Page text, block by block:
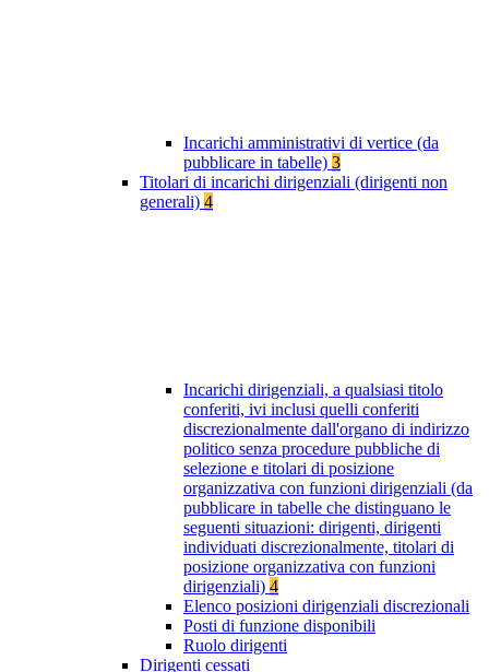
Incarichi amministrativi di vertice (da
pubblicare in tabelle) 3
Titolari di incarichi dirigenziali (dirigenti non
generali) 4
Incarichi dirigenziali, a qualsiasi titolo
conferiti, ivi inclusi quelli conferiti
discrezionalmente dall'organo di indirizzo
politico senza procedure pubbliche di
selezione e titolari di posizione
organizzativa con funzioni dirigenziali (da
pubblicare in tabelle che distinguano le
seguenti situazioni: dirigenti, dirigenti
individuati discrezionalmente, titolari di
posizione organizzativa con funzioni
dirigenziali) 4
Elenco posizioni dirigenziali discrezionali
Posti di funzione disponibili
Ruolo dirigenti
Dirigenti cessati